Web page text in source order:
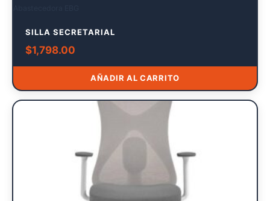
SILLA SECRETARIAL
$1,798.00
AÑADIR AL CARRITO